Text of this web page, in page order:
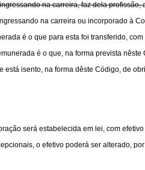
na carreira, faz dela
na carreira ou incorporado à
é o que para esta foi transferido,
é o que, na forma prevista
está isento, na forma dêste Código, de
será estabelecida em lei, com
o efetivo poderá ser alterado,